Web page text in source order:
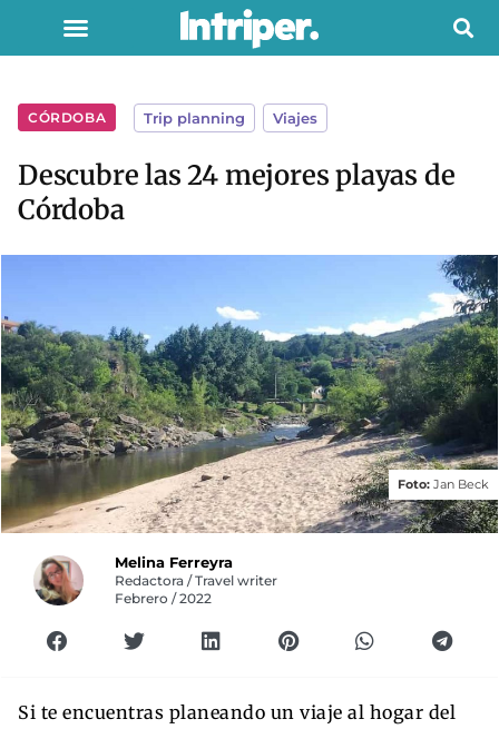
CÓRDOBA Trip planning Viajes
Descubre las 24 mejores playas de
Córdoba
Foto: Jan Beck
Melina Ferreyra
Redactora / Travel writer
Febrero / 2022
Si te encuentras planeando un viaje al hogar del